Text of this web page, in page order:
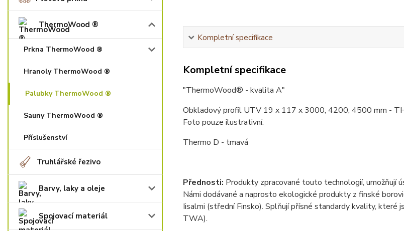
ThermoWood ®
Prkna ThermoWood ®
Hranoly ThermoWood ®
Palubky ThermoWood ®
Sauny ThermoWood ®
Příslušenství
Truhlářské řezivo
Barvy, laky a oleje
Spojovací materiál
Kompletní specifikace
Kompletní specifikace
"ThermoWood® - kvalita A"
Obkladový profil UTV 19 x 117 x 3000, 4200, 4500 mm -
Foto pouze ilustrativní.
Thermo D - tmavá
Přednosti: Produkty zpracované touto technologií, umožňují
Námi dodávané a naprosto ekologické produkty z finské
Iisalmi (střední Finsko). Splňují přísné standardy kvality,
TWA).